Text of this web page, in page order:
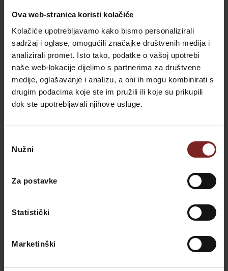
Ova web-stranica koristi kolačiće
Kolačiće upotrebljavamo kako bismo personalizirali
sadržaj i oglase, omogućili značajke društvenih medija i
analizirali promet. Isto tako, podatke o vašoj upotrebi
naše web-lokacije dijelimo s partnerima za društvene
medije, oglašavanje i analizu, a oni ih mogu kombinirati s
drugim podacima koje ste im pružili ili koje su prikupili
dok ste upotrebljavali njihove usluge.
pristanka
Nužni
Za postavke
Statistički
Marketinški